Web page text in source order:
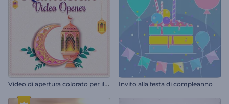
V
ideo di apertura colorato per il Ramadan Invito alla festa di compleanno